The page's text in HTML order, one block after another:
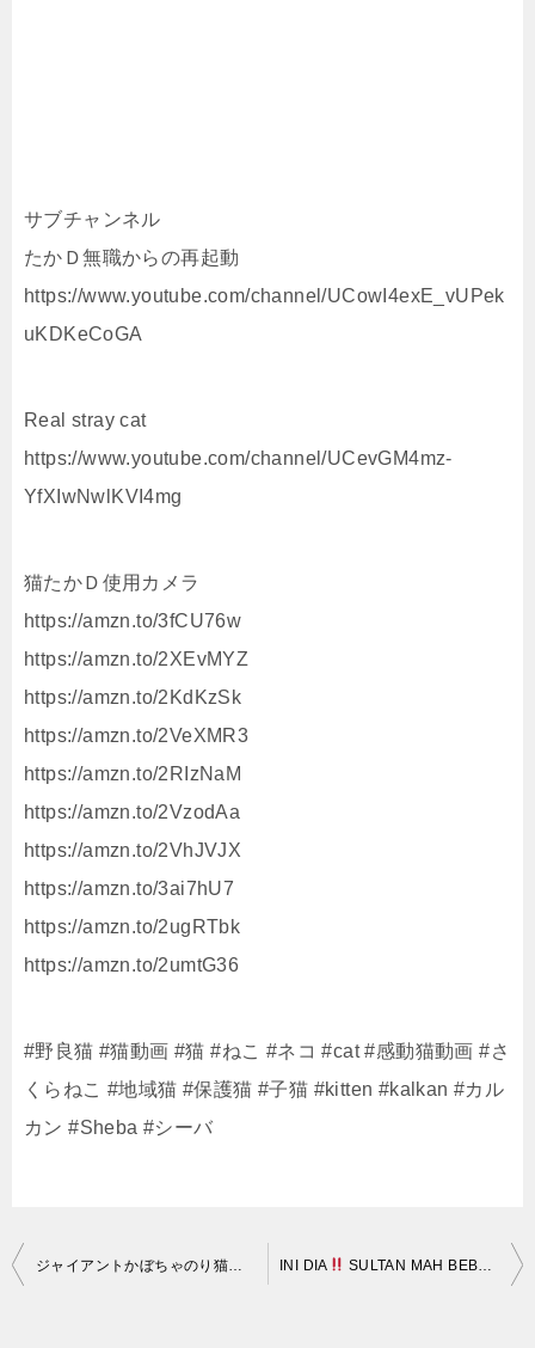
サブチャンネル
たかＤ無職からの再起動
https://www.youtube.com/channel/UCowI4exE_vUPek
uKDKeCoGA
Real stray cat
https://www.youtube.com/channel/UCevGM4mz-
YfXIwNwlKVI4mg
猫たかＤ使用カメラ
https://amzn.to/3fCU76w
https://amzn.to/2XEvMYZ
https://amzn.to/2KdKzSk
https://amzn.to/2VeXMR3
https://amzn.to/2RIzNaM
https://amzn.to/2VzodAa
https://amzn.to/2VhJVJX
https://amzn.to/3ai7hU7
https://amzn.to/2ugRTbk
https://amzn.to/2umtG36
#野良猫 #猫動画 #猫 #ねこ #ネコ #cat #感動猫動画 #さ
くらねこ #地域猫 #保護猫 #子猫 #kitten #kalkan #カル
カン #Sheba #シーバ
投
ジャイアントかぼちゃのり猫 201024 INI DIA SULTAN MAH BEBAS – MOBIL MEWAH BUAT ANGKUT VELG DOANG